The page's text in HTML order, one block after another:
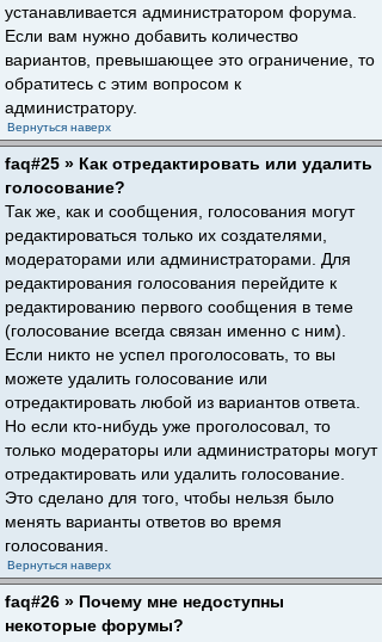
устанавливается администратором форума.
Если вам нужно добавить количество
вариантов, превышающее это ограничение, то
обратитесь с этим вопросом к
администратору.
Вернуться наверх
faq#25 » Как отредактировать или удалить
голосование?
Так же, как и сообщения, голосования могут
редактироваться только их создателями,
модераторами или администраторами. Для
редактирования голосования перейдите к
редактированию первого сообщения в теме
(голосование всегда связан именно с ним).
Если никто не успел проголосовать, то вы
можете удалить голосование или
отредактировать любой из вариантов ответа.
Но если кто-нибудь уже проголосовал, то
только модераторы или администраторы могут
отредактировать или удалить голосование.
Это сделано для того, чтобы нельзя было
менять варианты ответов во время
голосования.
Вернуться наверх
faq#26 » Почему мне недоступны
некоторые форумы?